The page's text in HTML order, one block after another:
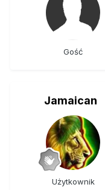
Gość
Jamaican
Użytkownik